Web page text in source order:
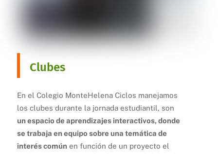
Clubes
En el Colegio MonteHelena Ciclos manejamos
los clubes durante la jornada estudiantil, son
un espacio de aprendizajes interactivos, donde
se trabaja en equipo sobre una temática de
interés común en función de un proyecto el